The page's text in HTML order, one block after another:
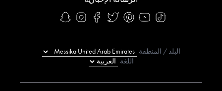
البلد / المنطقة
اللغة